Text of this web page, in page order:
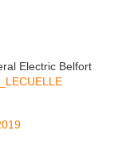
Electric Belfort